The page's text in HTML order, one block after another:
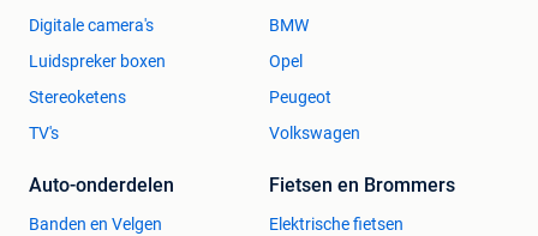
Digitale camera's
Luidspreker boxen
Stereoketens
TV's
BMW
Opel
Peugeot
Volkswagen
Auto-onderdelen
Banden en Velgen
Fietsen en Brommers
Elektrische fietsen